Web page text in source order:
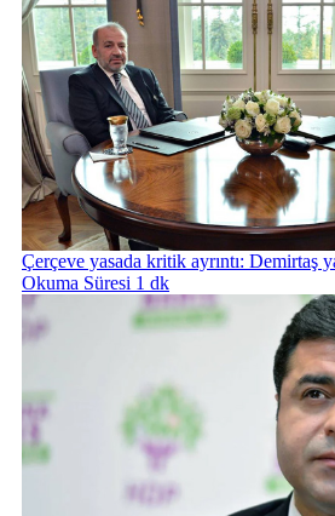
Çerçeve yasada kritik ayrıntı: Demirtaş
Okuma Süresi 1 dk